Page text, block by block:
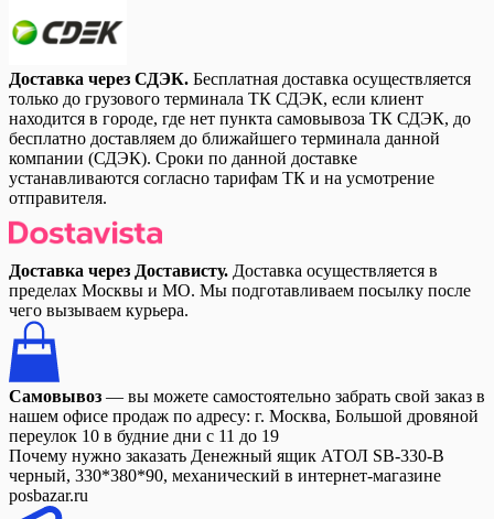
Доставка через СДЭК. Бесплатная доставка осуществляется
только до грузового терминала ТК СДЭК, если клиент
находится в городе, где нет пункта самовывоза ТК СДЭК, до
бесплатно доставляем до ближайшего терминала данной
компании (СДЭК). Сроки по данной доставке
устанавливаются согласно тарифам ТК и на усмотрение
отправителя.
Доставка через Достависту. Доставка осуществляется в
пределах Москвы и МО. Мы подготавливаем посылку после
чего вызываем курьера.
Самовывоз — вы можете самостоятельно забрать свой заказ в
нашем офисе продаж по адресу: г. Москва, Большой дровяной
переулок 10 в будние дни с 11 до 19
Почему нужно заказать Денежный ящик АТОЛ SB-330-B
черный, 330*380*90, механический в интернет-магазине
posbazar.ru